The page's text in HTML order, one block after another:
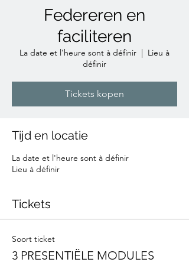
Federeren en
faciliteren
La date et l'heure sont à définir
  |
Lieu à
définir
Tickets kopen
Tijd en locatie
La date et l'heure sont à définir
Lieu à définir
Tickets
Soort ticket
3 PRESENTIËLE MODULES